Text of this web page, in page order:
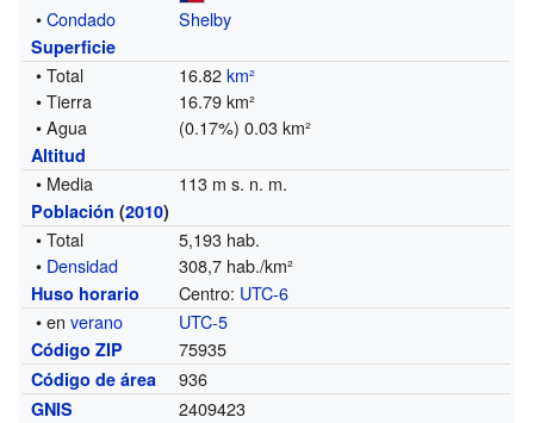
•Condado Shelby
Superficie
• Total 16.82km²
• Tierra
16.79 km²
• Agua
(0.17%) 0.03 km²
Altitud
• Media 113 m s. n. m.
Población (2010)
• Total
5,193 hab.
• Densidad 308,7 hab./km²
Huso horario Centro: UTC-6
• enverano UTC-5
Código ZIP 75935
Código de área 936
GNIS
2409423